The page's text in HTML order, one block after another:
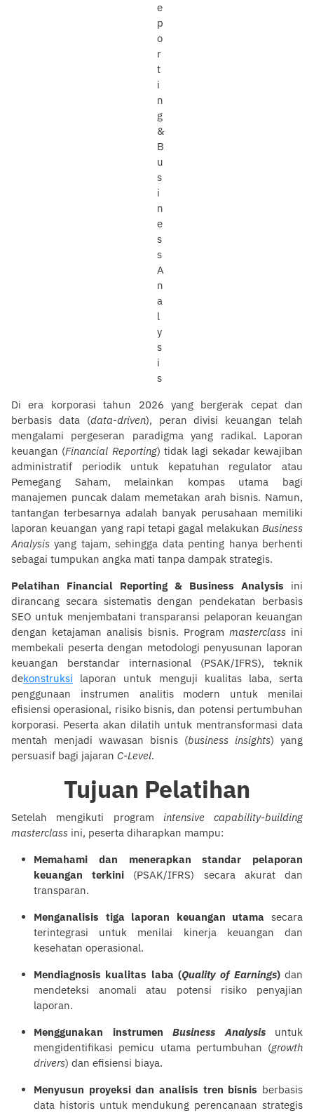
Di era korporasi tahun 2026 yang bergerak cepat dan
berbasis data (data-driven), peran divisi keuangan telah
mengalami pergeseran paradigma yang radikal. Laporan
keuangan (Financial Reporting) tidak lagi sekadar kewajiban
administratif periodik untuk kepatuhan regulator atau
Pemegang Saham, melainkan kompas utama bagi
manajemen puncak dalam memetakan arah bisnis. Namun,
tantangan terbesarnya adalah banyak perusahaan memiliki
laporan keuangan yang rapi tetapi gagal melakukan Business
Analysis yang tajam, sehingga data penting hanya berhenti
sebagai tumpukan angka mati tanpa dampak strategis.
Pelatihan Financial Reporting & Business Analysis ini
dirancang secara sistematis dengan pendekatan berbasis
SEO untuk menjembatani transparansi pelaporan keuangan
dengan ketajaman analisis bisnis. Program masterclassini
membekali peserta dengan metodologi penyusunan laporan
keuangan berstandar internasional (PSAK/IFRS), teknik
dekonstruksi laporan untuk menguji kualitas laba, serta
penggunaan instrumen analitis modern untuk menilai
efisiensi operasional, risiko bisnis, dan potensi pertumbuhan
korporasi. Peserta akan dilatih untuk mentransformasi data
mentah menjadi wawasan bisnis (business insights) yang
persuasif bagi jajaran C-Level.
Tujuan Pelatihan
Setelah mengikuti program intensive capability-building
masterclass ini, peserta diharapkan mampu:
Memahami dan menerapkan standar pelaporan
keuangan terkini (PSAK/IFRS) secara akurat dan
transparan.
Menganalisis tiga laporan keuangan utama secara
terintegrasi untuk menilai kinerja keuangan dan
kesehatan operasional.
Mendiagnosis kualitas laba (Quality of Earnings)dan
mendeteksi anomali atau potensi risiko penyajian
laporan.
Menggunakan instrumen Business Analysisuntuk
mengidentifikasi pemicu utama pertumbuhan (growth
drivers) dan efisiensi biaya.
Menyusun proyeksi dan analisis tren bisnis berbasis
data historis untuk mendukung perencanaan strategis